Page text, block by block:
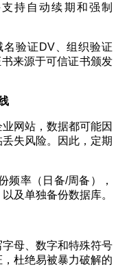
持自动续期和强制
验证DV、组织验证
来源于可信证书颁发
网站，数据都可能因
失风险。因此，定期
频率（日备/周备），
及单独备份数据库。
母、数字和特殊符号
杜绝易被暴力破解的